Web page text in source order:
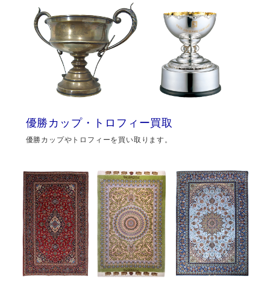
優勝カップ・トロフィー買取
優勝カップやトロフィーを買い取ります。